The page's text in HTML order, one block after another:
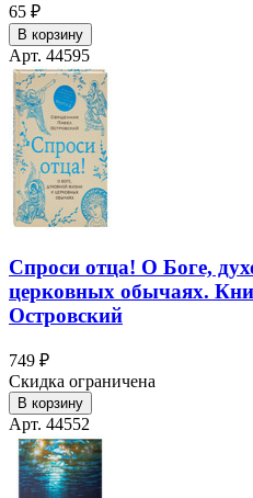
65 ₽
В корзину
Арт. 44595
Спроси отца! О Боге,
церковных обычаях.
Островский
749 ₽
Скидка ограничена
В корзину
Арт. 44552